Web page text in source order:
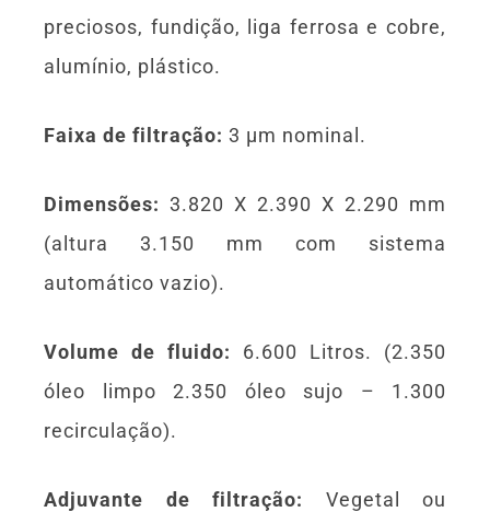
preciosos, fundição, liga ferrosa e cobre,
alumínio, plástico.
Faixa de filtração: 3 μm nominal.
Dimensões: 3.820 X 2.390 X 2.290 mm
(altura 3.150 mm com sistema
automático vazio).
Volume de fluido: 6.600 Litros. (2.350
óleo limpo 2.350 óleo sujo – 1.300
recirculação).
Adjuvante de filtração: Vegetal ou